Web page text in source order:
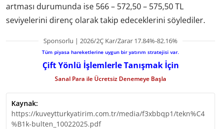
artması durumunda ise 566 – 572,50 – 575,50 TL
seviyelerini direnç olarak takip edeceklerini söylediler.
Sponsorlu | 2026/2Ç Kar/Zarar 17.84%-82.16%
Tüm piyasa hareketlerine uygun bir yatırım stratejisi var.
Çift Yönlü İşlemlerle Tanışmak İçin
Sanal Para ile Ücretsiz Denemeye Başla
Kaynak:
https://kuveytturkyatirim.com.tr/media/f3xbbqp1/tekn%C4
%B1k-bulten_10022025.pdf